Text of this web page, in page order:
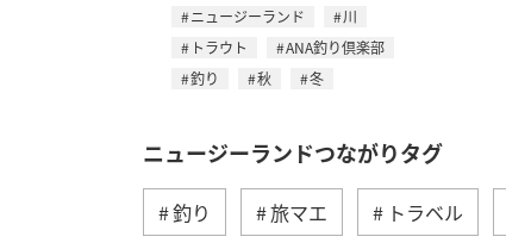
ニュージーランド
川
トラウト
ANA釣り倶楽部
釣り
秋 冬
ニュージーランドつながりタグ
釣り 旅マエ トラベル